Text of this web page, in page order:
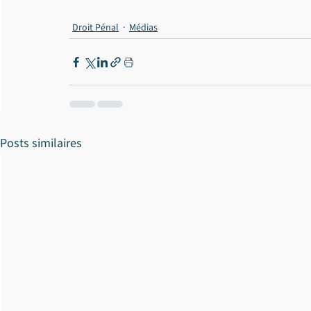
Droit Pénal Médias
Posts similaires